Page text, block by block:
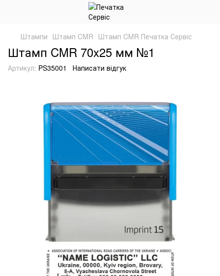
Штампи Штамп CMR Штамп CMR Печатка Сервіс
Штамп CMR 70x25 мм №1
Артикул: PS35001 Написати відгук